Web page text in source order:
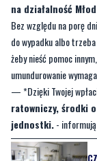
żeby nieść pomoc
umundurowanie
— *Dzięki Twojej
ratowniczy, środki
jednostki.- informują
Młodzieżowa Drużyna